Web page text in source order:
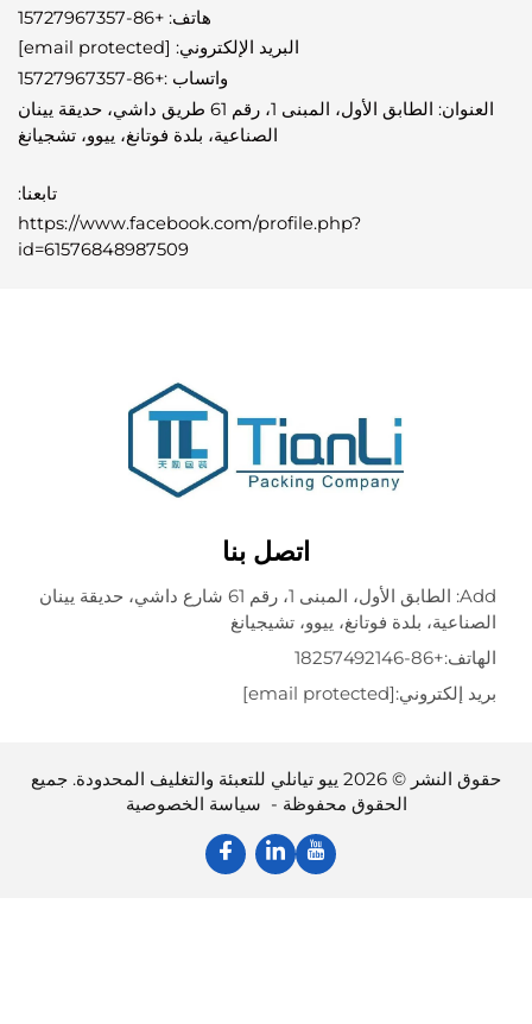
البريد الإلكتروني:[email protected]
+86-15727967357
العنوان: الطابق الأول، المبنى 1، رقم 61 طريق داشي، حديقة يينان
الصناعية، بلدة فوتانغ، ييوو، تشجيانغ
https://www.facebook.com/profile.php?
id=61576848987509
اتصل بنا
Add: الطابق الأول، المبنى 1، رقم 61 شارع داشي، حديقة يينان
بلدة فوتانغ، ييوو، تشيجيانغ
إلكتروني:[email protected]
حقوق النشر © 2026 ييو تيانلي للتعبئة والتغليف المحدودة. جميع
الحقوق محفوظة -سياسة الخصوصية